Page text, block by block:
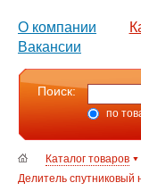
О компании
Вакансии
Поиск:
по
Каталог товаров
Делитель спутниковый